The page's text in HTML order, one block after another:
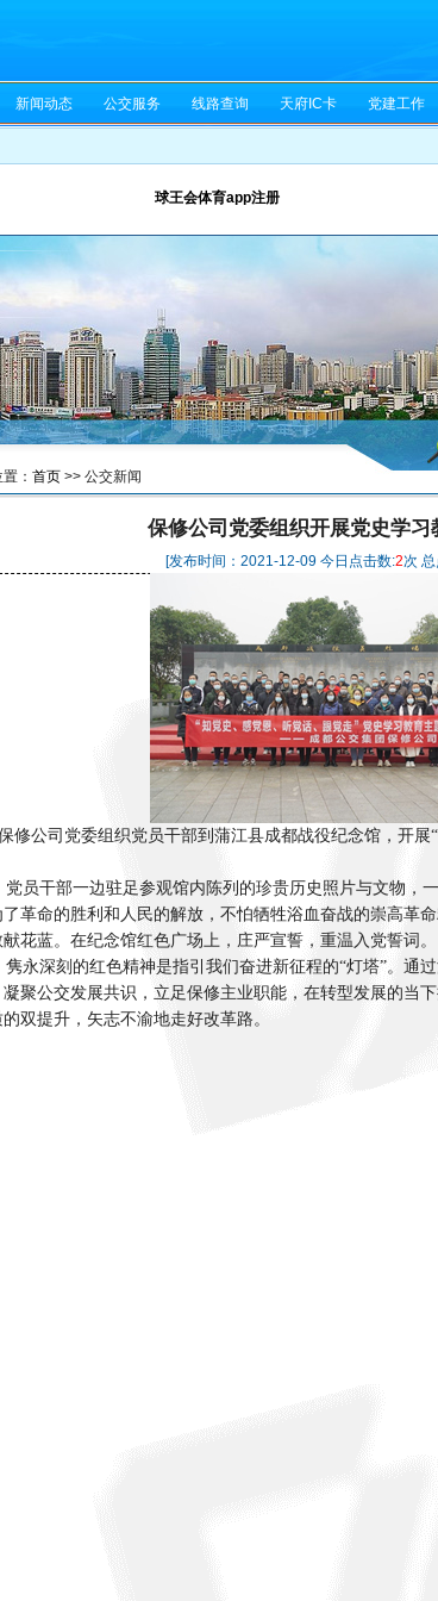
新闻动态 公交服务 线路查询 天府IC卡 党建工作
球王会体育app注册
： 首页 >> 公交新闻
保修公司党委组织开展党史学习
[发布时间： 2021-12-09今日点击数:2次
修公司党委组织党员干部到蒲江县成都战役纪念馆，开展
员干部一边驻足参观馆内陈列的珍贵历史照片与文物，
革命的胜利和人民的解放，不怕牺牲浴血奋战的崇高革
花蓝。在纪念馆红色广场上，庄严宣誓，重温入党誓词。
永深刻的红色精神是指引我们奋进新征程的“灯塔”。通
聚公交发展共识，立足保修主业职能，在转型发展的当
双提升，矢志不渝地走好改革路。